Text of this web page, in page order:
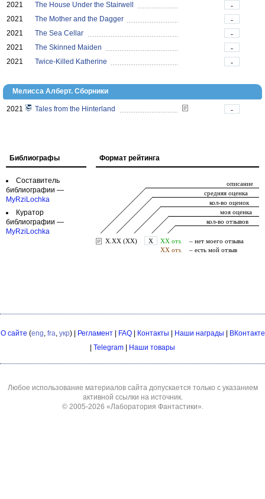
2021
The House Under the Stairwell
-
2021
The Mother and the Dagger
-
2021
The Sea Cellar
-
2021
The Skinned Maiden
-
2021
Twice-Killed Katherine -
Мелисса Алберт. Сборники
2021 Tales from the Hinterland -
Формат рейтинга
Библиографы
Составитель
библиографии —
MyRziLochka
Куратор
библиографии —
MyRziLochka
О сайте (eng, fra, укр) | Регламент| FAQ| Контакты Наши награды
ВКонтакте
Telegram Наши товары
Любое использование материалов сайта допускается только с указанием
активной ссылки на источник.
© 2005-2026 «Лаборатория Фантастики».